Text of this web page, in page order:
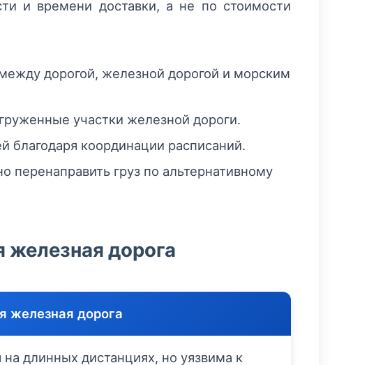
и времени доставки, а не по стоимости
дорогой, железной дорогой и морским
участки железной дороги.
благодаря координации расписаний.
груз по альтернативному
железная дорога
железная дорога
на длинных дистанциях, но уязвима к